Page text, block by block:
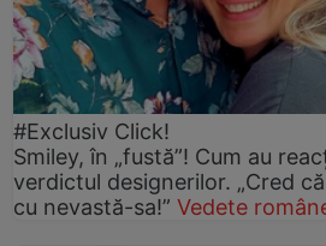
#Exclusiv Click!
Smiley, în „fustă”! Cum au
verdictul designerilor. „Cred
cu nevastă-sa!” Vedete